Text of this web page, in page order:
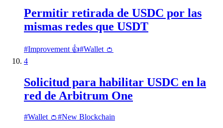
Permitir retirada de USDC por las
mismas redes que USDT
#Improvement 👍#Wallet 👛
4
Solicitud para habilitar USDC en la
red de Arbitrum One
#Wallet 👛#New Blockchain